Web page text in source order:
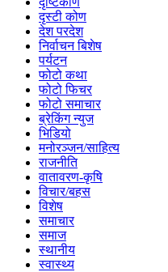
दृस्टी कोण
देश परदेश
निर्वाचन बिशेष
पर्यटन
फोटो कथा
फोटो फिचर
फोटो समाचार
ब्रेकिंग न्युज
भिडियो
मनोरञ्जन/साहित्य
राजनीति
वातावरण-कृषि
विचार/बहस
विशेष
समाचार
समाज
स्थानीय
स्वास्थ्य